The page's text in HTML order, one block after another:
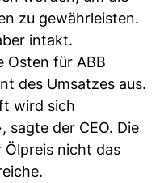
zu gewährleisten.
intakt.
Osten für ABB
des Umsatzes aus.
wird sich
sagte der CEO. Die
Ölpreis nicht das